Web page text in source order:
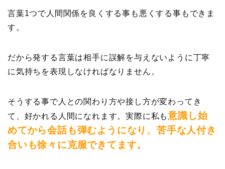
言葉1つで人間関係を良くする事も悪くする事もできま
す。
だから発する言葉は相手に誤解を与えないように丁寧
に気持ちを表現しなければなりません。
そうする事で人との関わり方や接し方が変わってき
て、好かれる人間になれます。実際に私も意識し始
めてから会話も弾むようになり、苦手な人付き
合いも徐々に克服できてます。